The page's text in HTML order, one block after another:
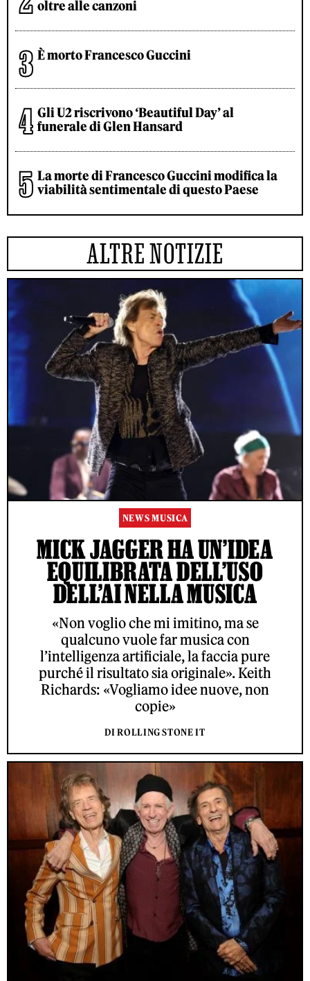
oltre alle canzoni
È morto Francesco Guccini
Gli U2 riscrivono ‘Beautiful Day’ al
funerale di Glen Hansard
La morte di Francesco Guccini modifica la
viabilità sentimentale di questo Paese
ALTRE NOTIZIE
NEWS MUSICA
MICK JAGGER HA UN’IDEA
EQUILIBRATA DELL’USO
DELL’AI NELLA MUSICA
«Non voglio che mi imitino, ma se
qualcuno vuole far musica con
l’intelligenza artificiale, la faccia pure
purché il risultato sia originale». Keith
Richards: «Vogliamo idee nuove, non
copie»
DI ROLLING STONE IT